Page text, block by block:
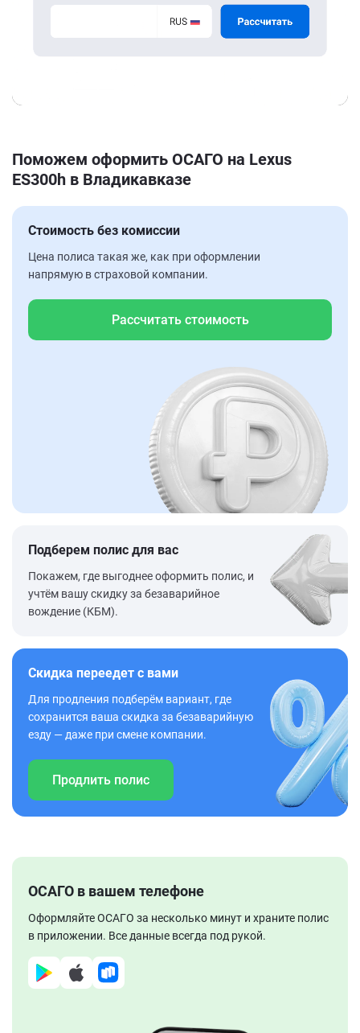
Поможем оформить ОСАГО на Lexus
ES300h в Владикавказе
Стоимость без комиссии
Цена полиса такая же, как при оформлении
напрямую в страховой компании.
Рассчитать стоимость
Подберем полис для вас
Покажем, где выгоднее оформить полис, и
учтём вашу скидку за безаварийное
вождение (КБМ).
Скидка переедет с вами
Для продления подберём вариант, где
сохранится ваша скидка за безаварийную
езду — даже при смене компании.
Продлить полис
ОСАГО в вашем телефоне
Оформляйте ОСАГО за несколько минут и храните полис
в приложении. Все данные всегда под рукой.